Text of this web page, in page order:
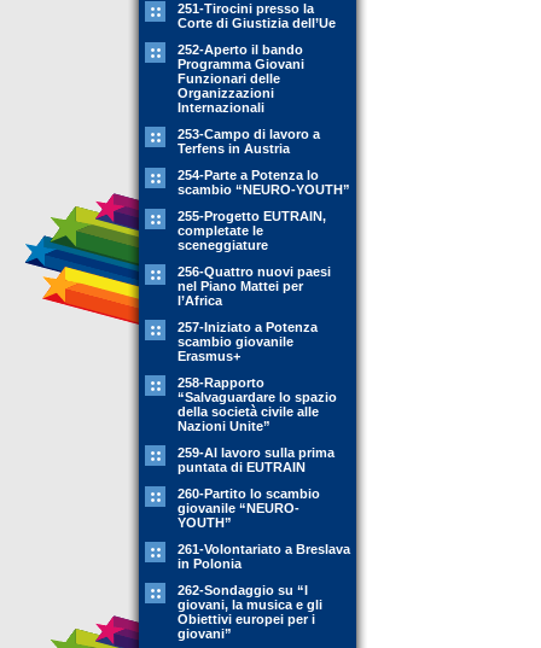
251-Tirocini presso la
Corte di Giustizia dell’Ue
252-Aperto il bando
Programma Giovani
Funzionari delle
Organizzazioni
Internazionali
253-Campo di lavoro a
Terfens in Austria
254-Parte a Potenza lo
scambio “NEURO-YOUTH”
255-Progetto EUTRAIN,
completate le
sceneggiature
256-Quattro nuovi paesi
nel Piano Mattei per
l’Africa
257-Iniziato a Potenza
scambio giovanile
Erasmus+
258-Rapporto
“Salvaguardare lo spazio
della società civile alle
Nazioni Unite”
259-Al lavoro sulla prima
puntata di EUTRAIN
260-Partito lo scambio
giovanile “NEURO-
YOUTH”
261-Volontariato a Breslava
in Polonia
262-Sondaggio su “I
giovani, la musica e gli
Obiettivi europei per i
giovani”